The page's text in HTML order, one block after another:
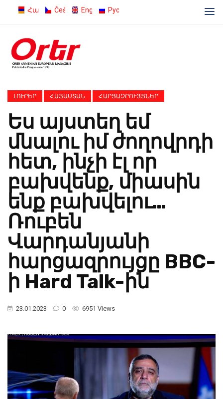
ՀայերենČeština English Русский
ԼՈՒՐԵՐ ՀԱՅԱՍՏԱՆ ՀԱՐՑԱԶՐՈՒՅՑՆԵՐ
Ես այստեղ եմ
մնալու իմ ժողովրդի
հետ, ինչի էլ որ
բախվենք, միասին
ենք բախվելու…
Ռուբեն
Վարդանյանի
հարցազրույցը BBC-
ի Hard Talk-ին
23.01.2023 0 6951 Views